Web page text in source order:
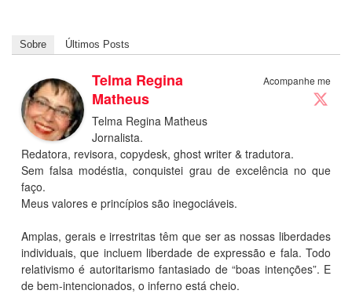
Sobre Últimos Posts
Acompanhe me
Telma Regina
Matheus
Telma Regina Matheus
Jornalista.
Redatora, revisora, copydesk, ghost writer & tradutora.
Sem falsa modéstia, conquistei grau de excelência no que
faço.
Meus valores e princípios são inegociáveis.
Amplas, gerais e irrestritas têm que ser as nossas liberdades
individuais, que incluem liberdade de expressão e fala. Todo
relativismo é autoritarismo fantasiado de “boas intenções”. E
de bem-intencionados, o inferno está cheio.